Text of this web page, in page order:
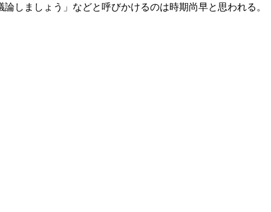
しましょう」などと呼びかけるのは時期尚早と思われる。